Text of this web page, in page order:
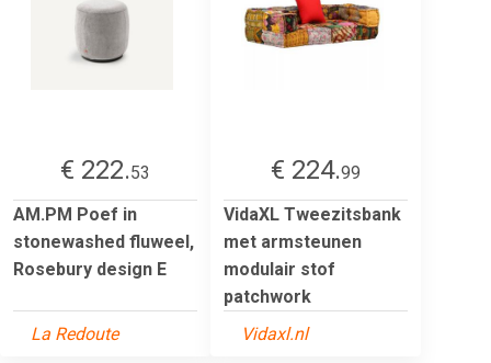
€ 222.53
AM.PM Poef in
stonewashed fluweel,
Rosebury design E
La Redoute
€ 224.99
VidaXL Tweezitsbank
met armsteunen
modulair stof
patchwork
Vidaxl.nl